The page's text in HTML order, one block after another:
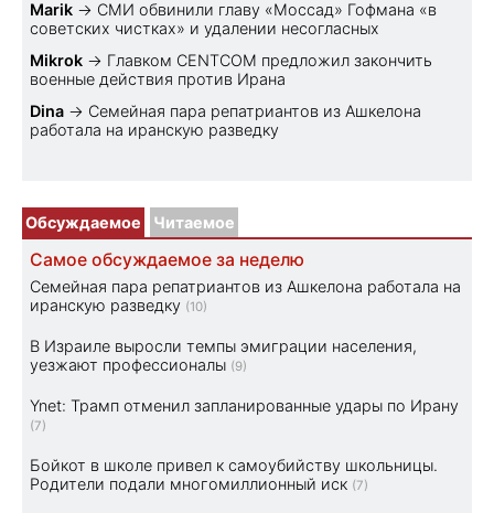
Marik → СМИ обвинили главу «Моссад» Гофмана «в
советских чистках» и удалении несогласных
Mikrok → Главком CENTCOM предложил закончить
военные действия против Ирана
Dina → Семейная пара репатриантов из Ашкелона
работала на иранскую разведку
Обсуждаемое Читаемое
Самое обсуждаемое за неделю
Семейная пара репатриантов из Ашкелона работала на
иранскую разведку (10)
В Израиле выросли темпы эмиграции населения,
уезжают профессионалы (9)
Ynet: Трамп отменил запланированные удары по Ирану
(7)
Бойкот в школе привел к самоубийству школьницы.
Родители подали многомиллионный иск (7)